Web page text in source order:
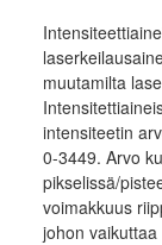
muutamilta
intensiteetin
0-3449. Arvo
pikselissä/
voimakkuus
johon